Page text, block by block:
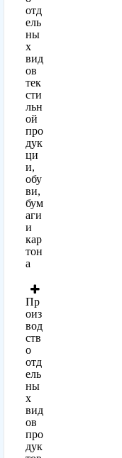
отд
ель
ны
х
вид
ов
тек
сти
льн
ой
про
дук
ци
и,
обу
ви,
бум
аги
и
кар
тон
а
Пр
оиз
вод
ств
о
отд
ель
ны
х
вид
ов
про
дук